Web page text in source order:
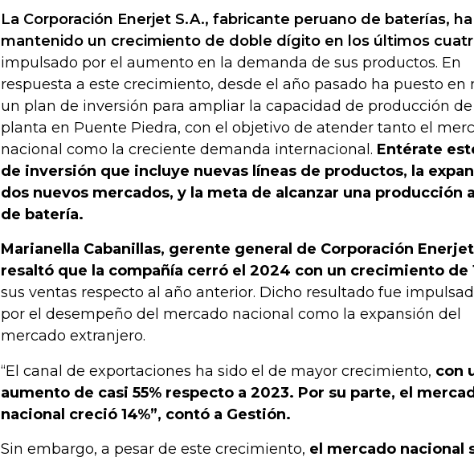
La Corporación Enerjet S.A., fabricante peruano de baterías, ha
mantenido un crecimiento de doble dígito en los últimos
impulsado por el aumento en la demanda de sus productos. En
respuesta a este crecimiento, desde el año pasado ha puesto en
un plan de inversión para ampliar la capacidad de producción de
planta en Puente Piedra, con el objetivo de atender tanto el
nacional como la creciente demanda internacional. Entérate
de inversión que incluye nuevas líneas de productos, la
dos nuevos mercados, y la meta de alcanzar una producción
de batería.
Marianella Cabanillas, gerente general de Corporación
resaltó que la compañía cerró el 2024 con un crecimiento de
sus ventas respecto al año anterior. Dicho resultado fue
por el desempeño del mercado nacional como la expansión del
mercado extranjero.
“El canal de exportaciones ha sido el de mayor crecimiento, con
aumento de casi 55% respecto a 2023. Por su parte, el
nacional creció 14%”, contó a Gestión.
Sin embargo, a pesar de este crecimiento, el mercado nacional